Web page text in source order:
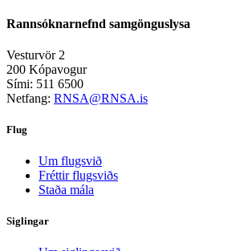
Rannsóknarnefnd samgönguslysa
Vesturvör 2
200 Kópavogur
Sími: 511 6500
Netfang: RNSA@RNSA.is
Flug
Um flugsvið
Fréttir flugsviðs
Staða mála
Siglingar